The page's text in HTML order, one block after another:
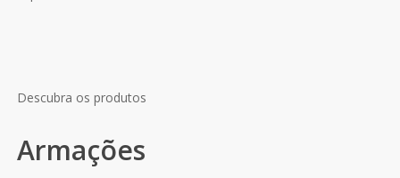
Descubra os produtos
Armações